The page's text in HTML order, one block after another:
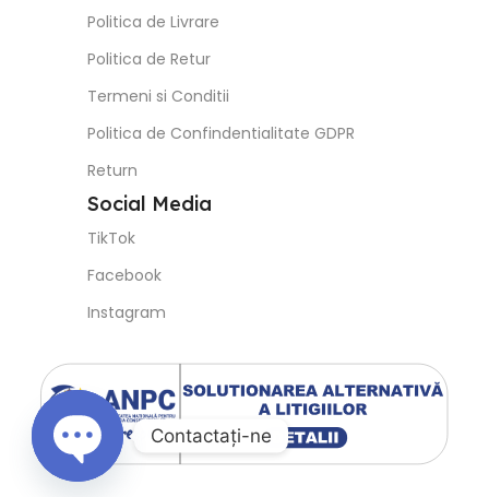
Politica de Livrare
Politica de Retur
Termeni si Conditii
Politica de Confindentialitate GDPR
Return
Social Media
TikTok
Facebook
Instagram
Contactaţi-ne